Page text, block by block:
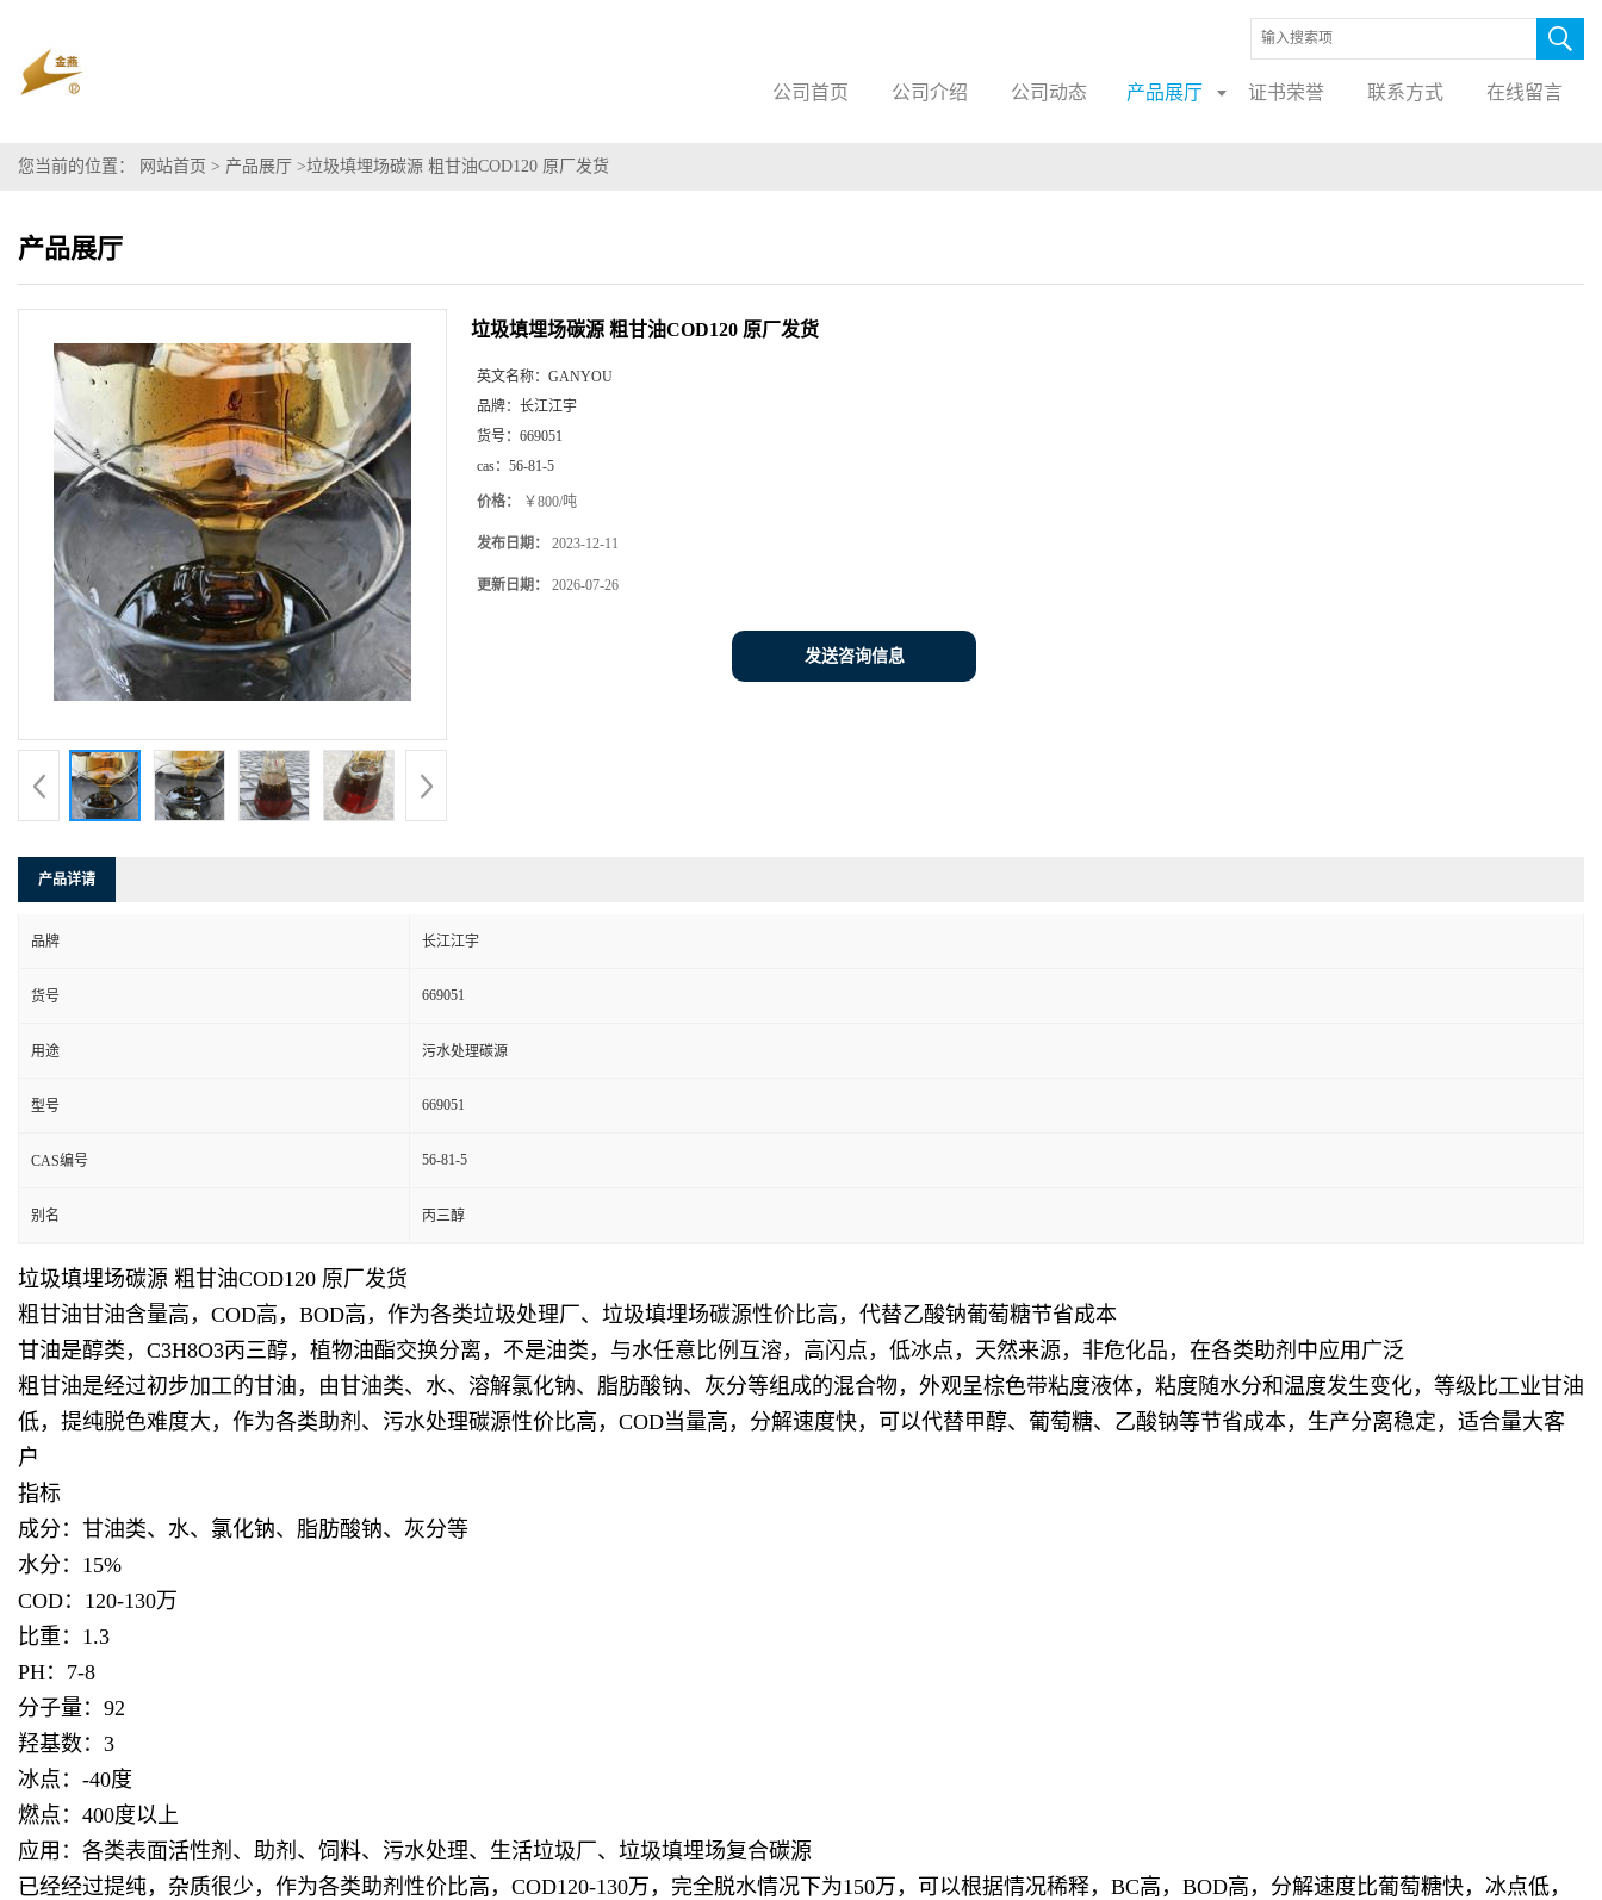
公司首页 公司介绍 公司动态 产品展厅 证书荣誉 联系方式 在线留言
您当前的位置： 网站首页 > 产品展厅 >垃圾填埋场碳源 粗甘油COD120 原厂发货
产品展厅
垃圾填埋场碳源 粗甘油COD120 原厂发货
英文名称： GANYOU
品牌： 长江江宇
货号： 669051
cas： 56-81-5
价格： ￥800/吨
发布日期： 2023-12-11
更新日期： 2026-07-26
发送咨询信息
产品详请
品牌 长江江宇
货号 669051
用途 污水处理碳源
型号 669051
CAS编号 56-81-5
别名 丙三醇
垃圾填埋场碳源 粗甘油COD120 原厂发货
粗甘油甘油含量高，COD高，BOD高，作为各类垃圾处理厂、垃圾填埋场碳源性价比高，代替乙酸钠葡萄糖节省成本
甘油是醇类，C3H8O3丙三醇，植物油酯交换分离，不是油类，与水任意比例互溶，高闪点，低冰点，天然来源，非危化品，在各类助剂中应用广泛
粗甘油是经过初步加工的甘油，由甘油类、水、溶解氯化钠、脂肪酸钠、灰分等组成的混合物，外观呈棕色带粘度液体，粘度随水分和温度发生变化，等级比工业甘油
低，提纯脱色难度大，作为各类助剂、污水处理碳源性价比高，COD当量高，分解速度快，可以代替甲醇、葡萄糖、乙酸钠等节省成本，生产分离稳定，适合量大客
户
指标
成分：甘油类、水、氯化钠、脂肪酸钠、灰分等
水分：15%
COD：120-130万
比重：1.3
PH：7-8
分子量：92
羟基数：3
冰点：-40度
燃点：400度以上
应用：各类表面活性剂、助剂、饲料、污水处理、生活垃圾厂、垃圾填埋场复合碳源
已经经过提纯，杂质很少，作为各类助剂性价比高，COD120-130万，完全脱水情况下为150万，可以根据情况稀释，BC高，BOD高，分解速度比葡萄糖快，冰点低，